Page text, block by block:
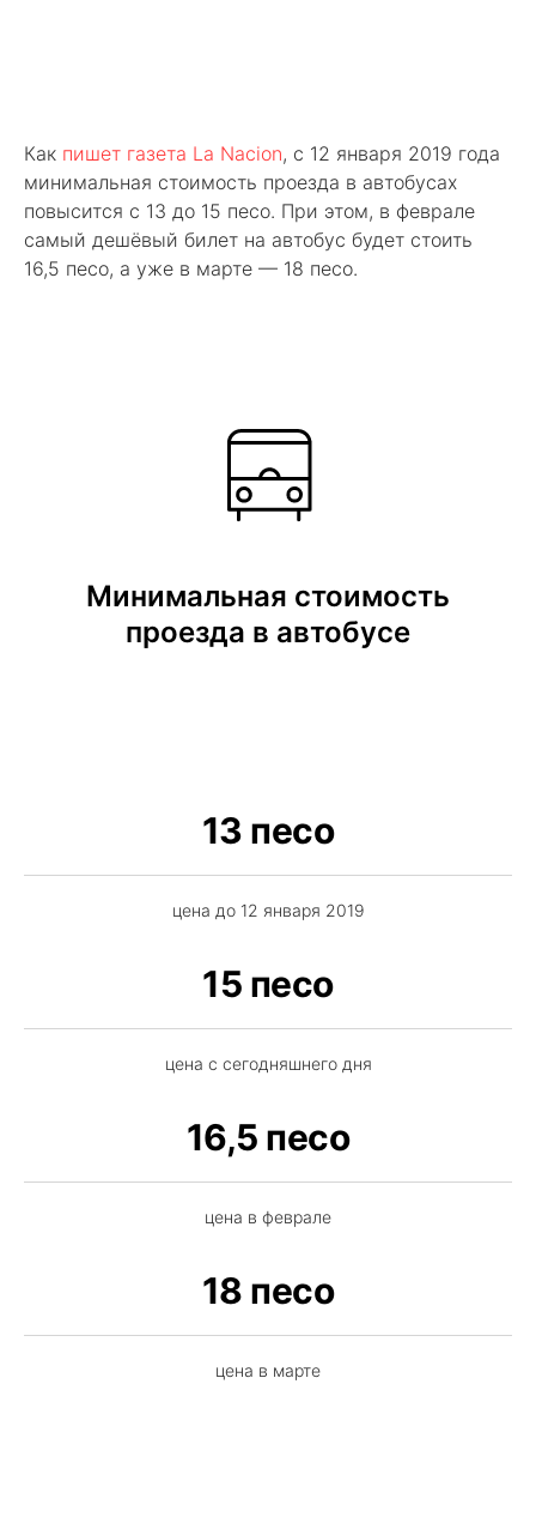
Как пишет газета La Nacion, с 12 января 2019 года
минимальная стоимость проезда в автобусах
повысится с 13 до 15 песо. При этом, в феврале
самый дешёвый билет на автобус будет стоить
16,5 песо, а уже в марте — 18 песо.
Минимальная стоимость
проезда в автобусе
13 песо
цена до 12 января 2019
15 песо
цена с сегодняшнего дня
16,5 песо
цена в феврале
18 песо
цена в марте